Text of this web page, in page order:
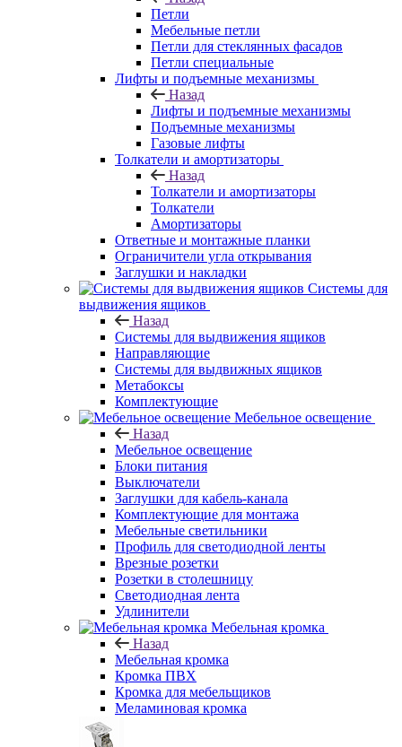
Петли
Мебельные петли
Петли для стеклянных фасадов
Петли специальные
Лифты и подъемные механизмы
Назад
Лифты и подъемные механизмы
Подъемные механизмы
Газовые лифты
Толкатели и амортизаторы
Назад
Толкатели и амортизаторы
Толкатели
Амортизаторы
Ответные и монтажные планки
Ограничители угла открывания
Заглушки и накладки
Системы для
выдвижения ящиков
Назад
Системы для выдвижения ящиков
Направляющие
Системы для выдвижных ящиков
Метабоксы
Комплектующие
Мебельное освещение
Назад
Мебельное освещение
Блоки питания
Выключатели
Заглушки для кабель-канала
Комплектующие для монтажа
Мебельные светильники
Профиль для светодиодной ленты
Врезные розетки
Розетки в столешницу
Светодиодная лента
Удлинители
Мебельная кромка
Назад
Мебельная кромка
Кромка ПВХ
Кромка для мебельщиков
Меламиновая кромка